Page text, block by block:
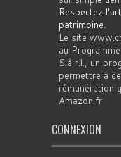
Respectez
patrimoine.
Le site
au
S.à r.l., un
permettre à
rémunération
Amazon.fr
CONNEXION